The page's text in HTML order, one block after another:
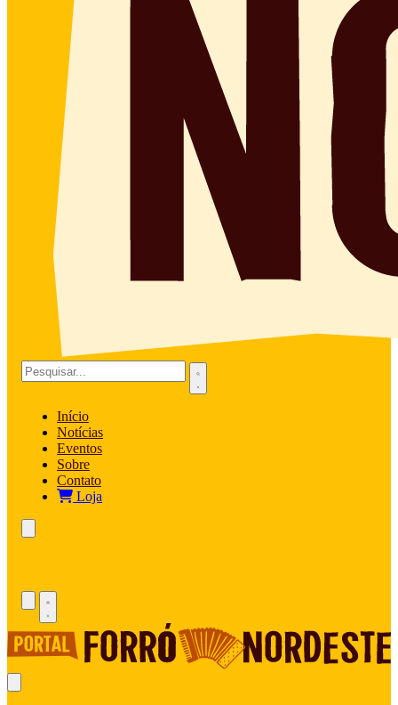
Início
Notícias
Eventos
Sobre
Contato
Loja